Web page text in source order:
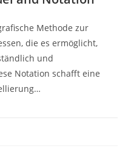
Methode zur
die es ermöglicht,
und
Notation schafft eine